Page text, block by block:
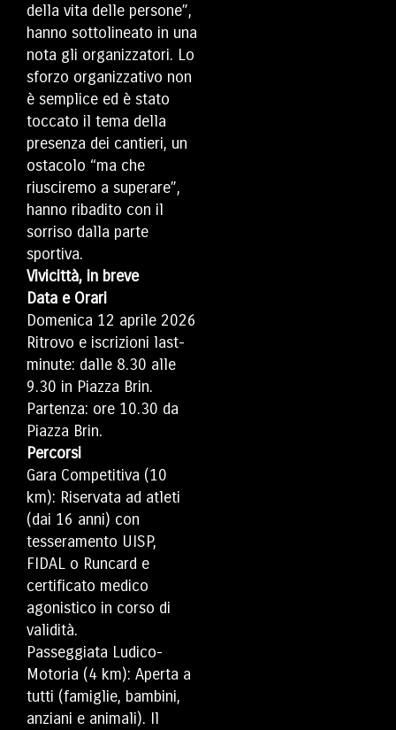
della vita delle persone”,
hanno sottolineato in una
nota gli organizzatori. Lo
sforzo organizzativo non
è semplice ed è stato
toccato il tema della
presenza dei cantieri, un
ostacolo “ma che
riusciremo a superare”,
hanno ribadito con il
sorriso dalla parte
sportiva.
Vivicittà, in breve
Data e Orari
Domenica 12 aprile 2026
Ritrovo e iscrizioni last-
minute: dalle 8.30 alle
9.30 in Piazza Brin.
Partenza: ore 10.30 da
Piazza Brin.
Percorsi
Gara Competitiva (10
km): Riservata ad atleti
(dai 16 anni) con
tesseramento UISP,
FIDAL o Runcard e
certificato medico
agonistico in corso di
validità.
Passeggiata Ludico-
Motoria (4 km): Aperta a
tutti (famiglie, bambini,
anziani e animali). Il